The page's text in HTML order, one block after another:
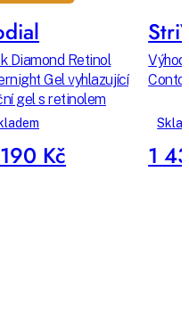
Diamond Retinol
Gel vyhlazující
gel s retinolem
Kč 1